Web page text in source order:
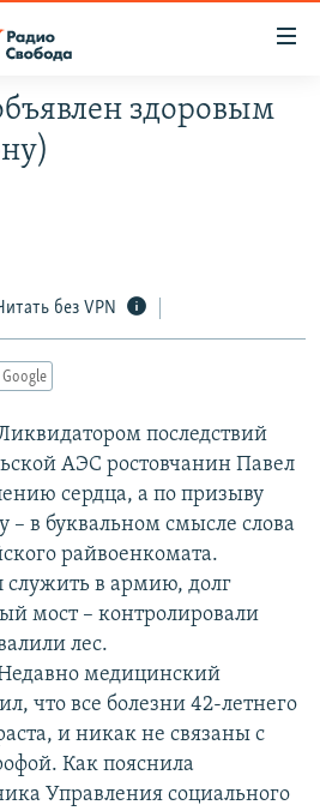
здоровым
без VPN
последствий
АЭС ростовчанин Павел
сердца, а по призыву
– в буквальном смысле слова
райвоенкомата.
в армию, долг
мост – контролировали
лес.
медицинский
что все болезни 42-летнего
и никак не связаны с
Как пояснила
Управления социального